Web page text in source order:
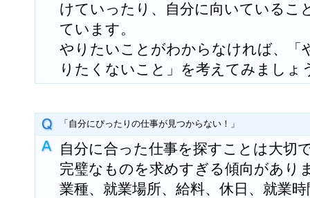
けていったり、自分に向いているこ
ています。
やりたいことがわからなければ、「
りたくないこと」を考えてみましょ
「自分にぴったりの仕事が見つからない！」
自分に合った仕事を探すことは大切
完璧なものを求めすぎる傾向があり
業種、就業場所、給料、休日、就業